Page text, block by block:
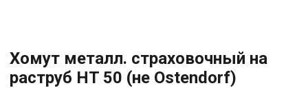
Хомут металл. страховочный на
раструб HT 50 (не Ostendorf)